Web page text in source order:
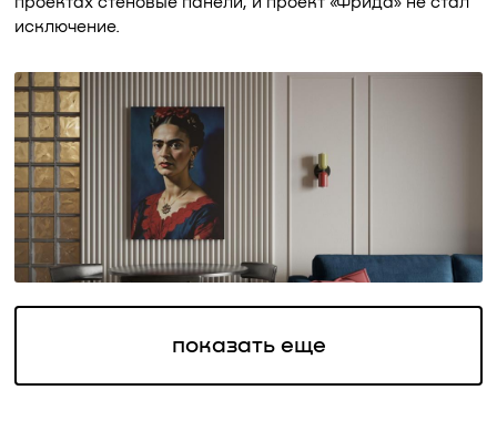
исключение.
показать еще